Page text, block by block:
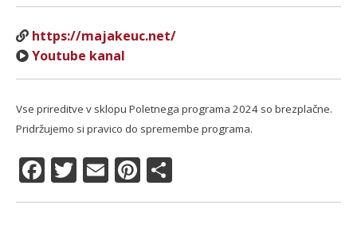
https://majakeuc.net/
Youtube kanal
Vse prireditve v sklopu Poletnega programa 2024 so brezplačne.
Pridržujemo si pravico do spremembe programa.
F
a
T
w
E
m
Pi
n h